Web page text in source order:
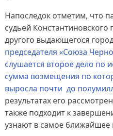
Напоследок отметим, что
судьей Константиновского
другого выдающегося
председателя «Союза
слушается второе дело по
сумма возмещения по
выросла почти до
результатах его
также подходит к
узнают в самое ближайшее